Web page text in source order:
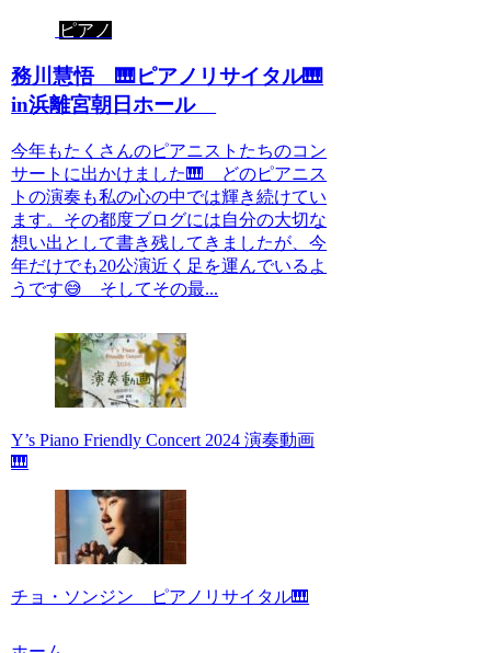
ピアノ
務川慧悟 🎹ピアノリサイタル🎹
in浜離宮朝日ホール
今年もたくさんのピアニストたちのコン
サートに出かけました🎹 どのピアニス
トの演奏も私の心の中では輝き続けてい
ます。その都度ブログには自分の大切な
想い出として書き残してきましたが、今
年だけでも20公演近く足を運んでいるよ
うです😅 そしてその最...
Y’s Piano Friendly Concert 2024 演奏動画
🎹
チョ・ソンジン ピアノリサイタル🎹